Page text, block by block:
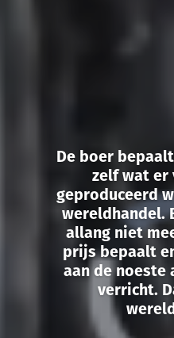
De boer
zelf wat er
geproduceerd
wereldhandel.
allang niet
prijs bepaalt
aan de
verricht.